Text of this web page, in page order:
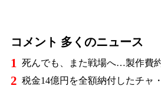
コメント 多くのニュース
1
2